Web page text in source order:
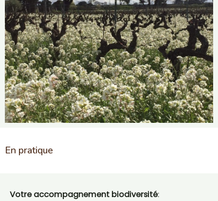
En pratique
Votre accompagnement biodiversité: